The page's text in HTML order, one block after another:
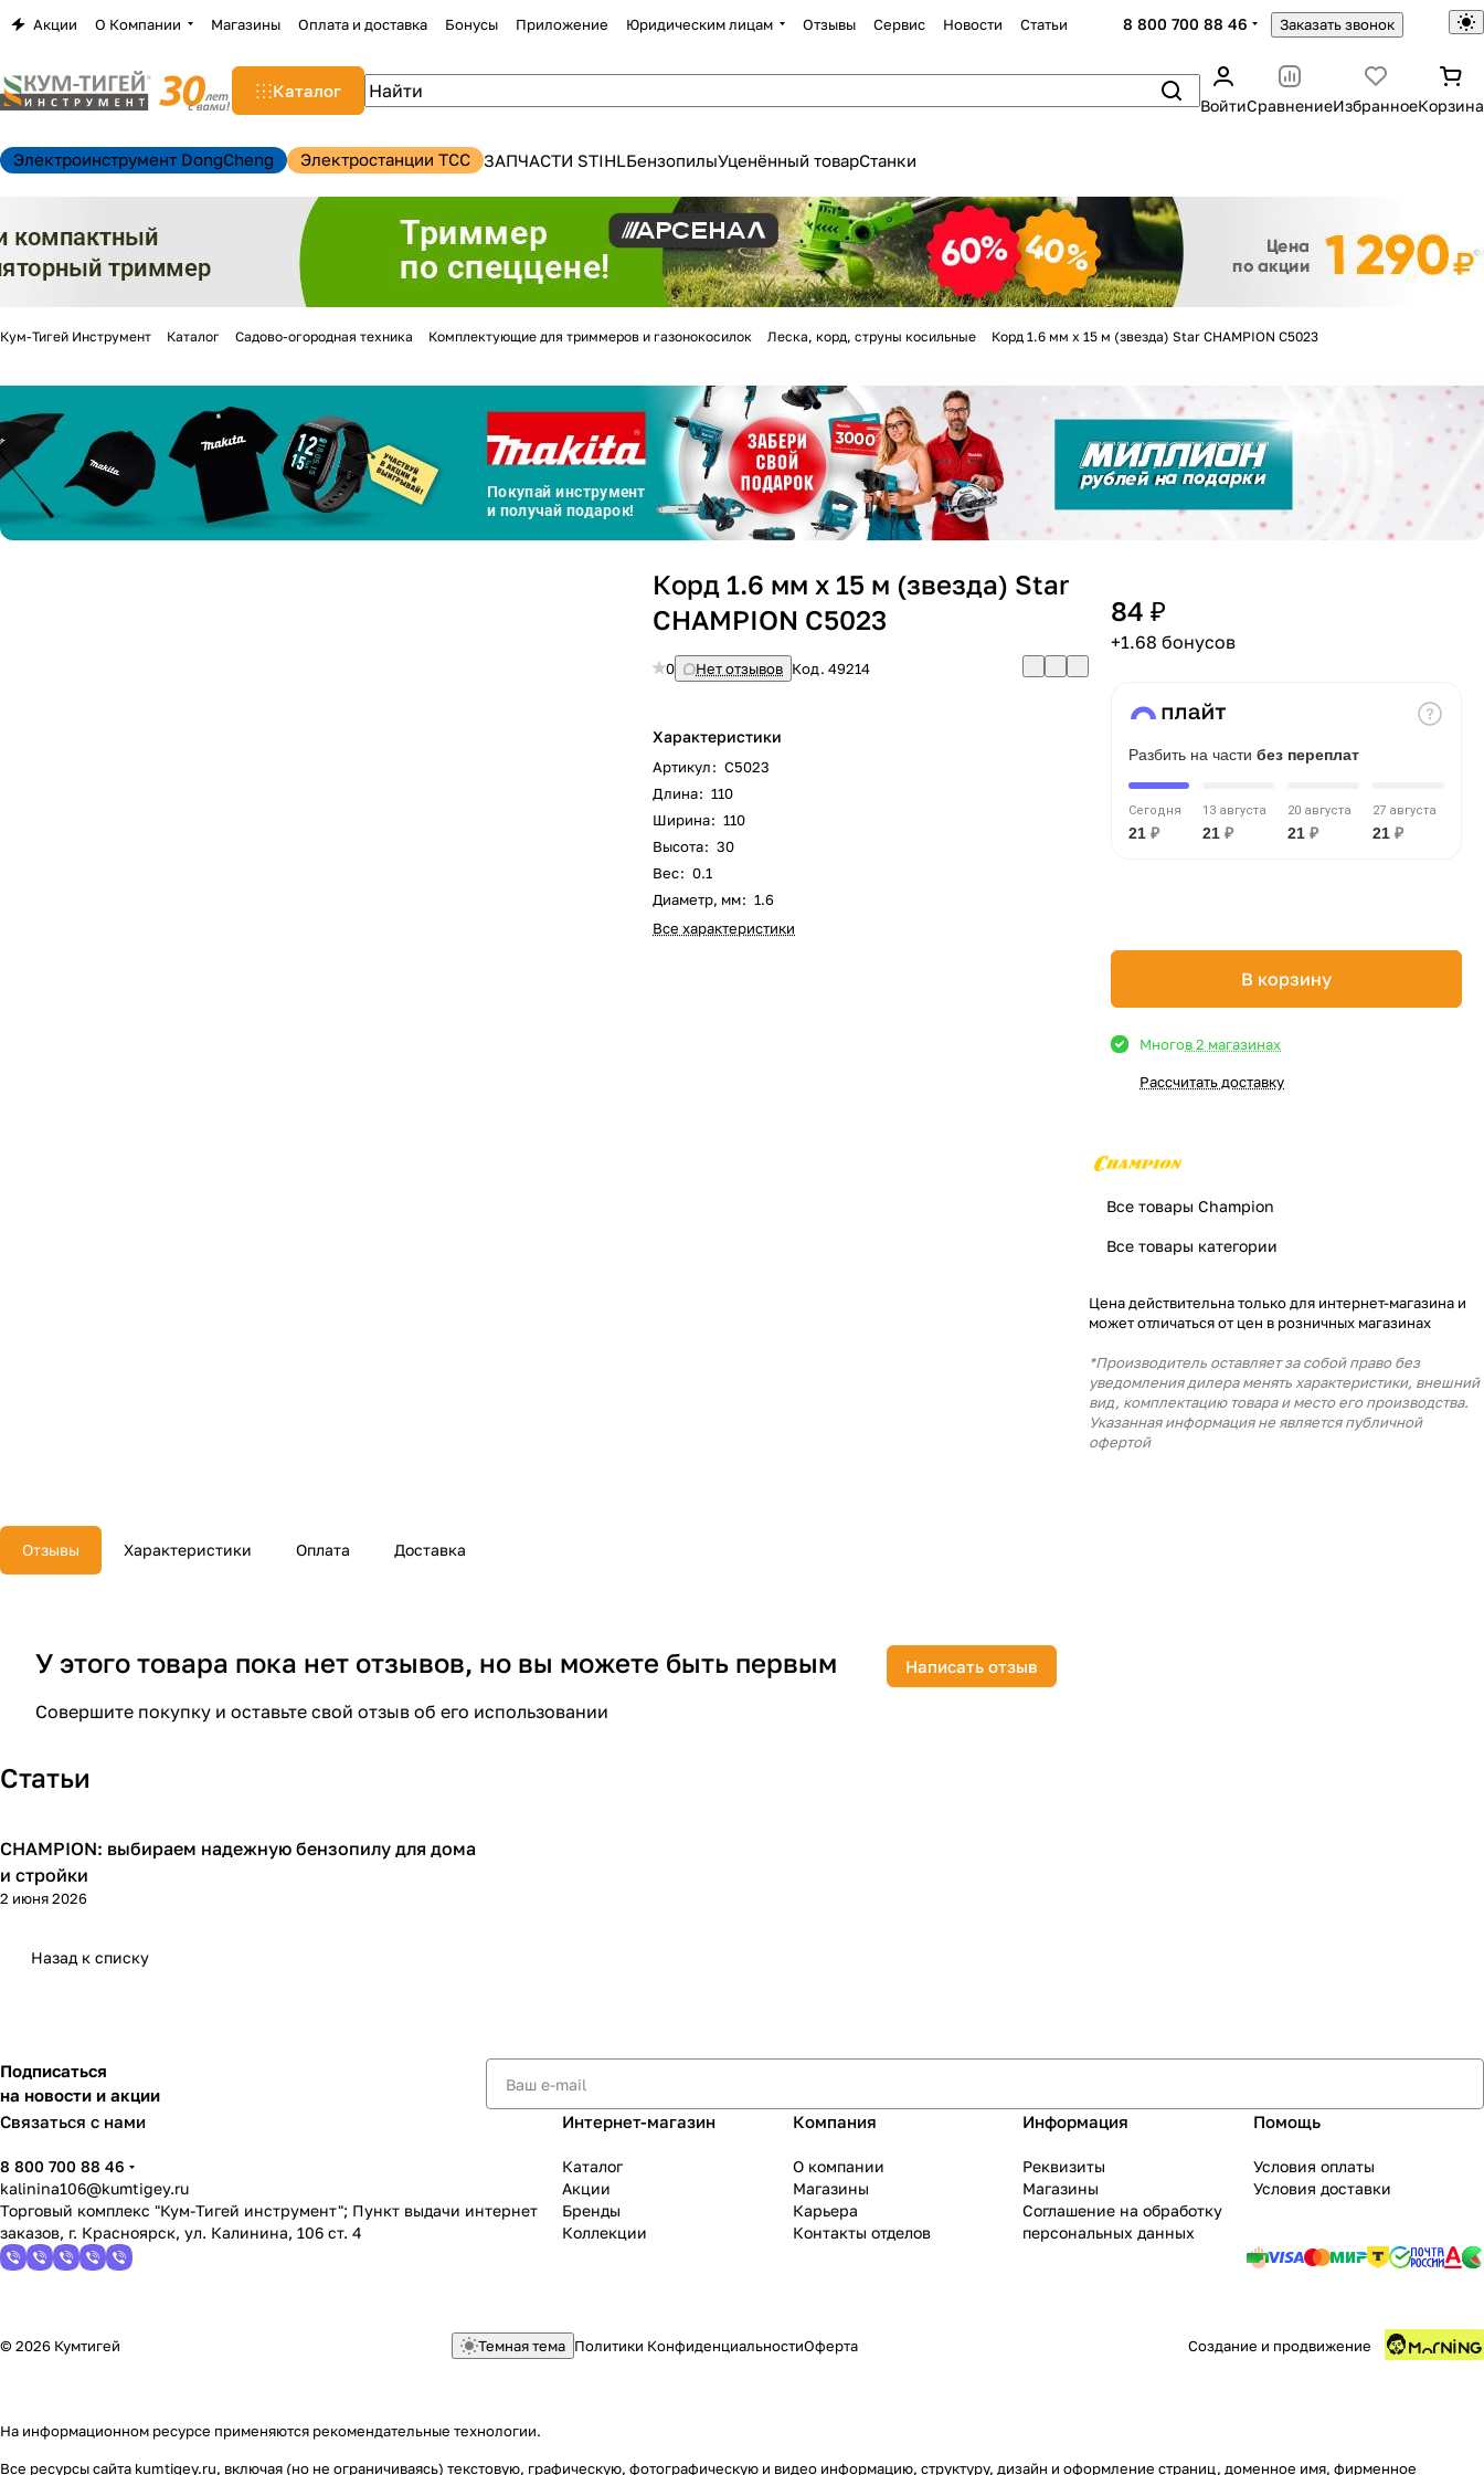
Акции О Компании Магазины Оплата и доставка Бонусы Приложение Юридическим лицам Отзывы Сервис Новости Статьи 8 800 700 88 46 Заказать звонок
Каталог
ВойтиСравнениеИзбранноеКорзина
Электроинструмент DongCheng Электростанции TCC ЗАПЧАСТИ STIHLБензопилыУценённый товарСтанки
Кум-Тигей Инструмент Каталог Садово-огородная техника Комплектующие для триммеров и газонокосилок Леска, корд, струны косильные Корд 1.6 мм х 15 м (звезда) Star CHAMPION C5023
Корд 1.6 мм х 15 м (звезда) Star
CHAMPION C5023
0 Нет отзывов Код.49214
Характеристики
Артикул: C5023
Длина: 110
Ширина: 110
Высота: 30
Вес: 0.1
Диаметр, мм: 1.6
Все характеристики
84 ₽
+1.68 бонусов
Разбить на части без переплат
Сегодня
21 ₽
13 августа
21 ₽
20 августа
21 ₽
27 августа
21 ₽
В корзину
Многов 2 магазинах
Рассчитать доставку
Все товары Champion
Все товары категории
Цена действительна только для интернет-магазина и
может отличаться от цен в розничных магазинах
*Производитель оставляет за собой право без
уведомления дилера менять характеристики, внешний
вид, комплектацию товара и место его производства.
Указанная информация не является публичной
офертой
Отзывы Характеристики Оплата Доставка
У этого товара пока нет отзывов, но вы можете быть первым
Совершите покупку и оставьте свой отзыв об его использовании
Написать отзыв
Статьи
Пилы
CHAMPION: выбираем надежную бензопилу для дома
и стройки
2 июня 2026
Назад к списку
Подписаться
на новости и акции
Связаться с нами
8 800 700 88 46
kalinina106@kumtigey.ru
Торговый комплекс "Кум-Тигей инструмент"; Пункт выдачи интернет
заказов, г. Красноярск, ул. Калинина, 106 ст. 4
Интернет-магазин
Каталог
Акции
Бренды
Коллекции
Компания
О компании
Магазины
Карьера
Контакты отделов
Информация
Реквизиты
Магазины
Соглашение на обработку
персональных данных
Помощь
Условия оплаты
Условия доставки
© 2026 Кумтигей Темная тема Политики КонфиденциальностиОферта Создание и продвижение
На информационном ресурсе применяются рекомендательные технологии.
Все ресурсы сайта kumtigey.ru, включая (но не ограничиваясь) текстовую, графическую, фотографическую и видео информацию, структуру, дизайн и оформление страниц, доменное имя, фирменное
Для клиентов всех банков
на частибез переплат
График платежей
Оплачивайте сегодня только
% картой любого банка
выбранный способом